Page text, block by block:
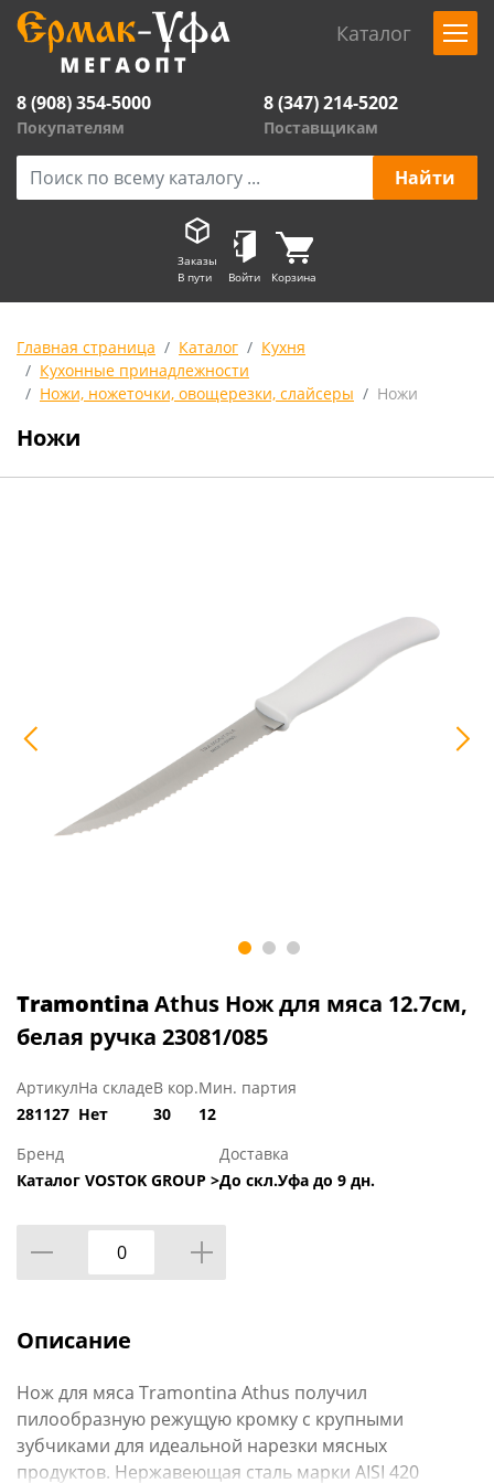
Каталог
8 (908) 354-5000
Покупателям
8 (347) 214-5202
Поставщикам
Заказы
В пути
Войти Корзина
Главная страница Каталог
Кухня
Кухонные принадлежности
Ножи, ножеточки, овощерезки, слайсеры
Ножи
Ножи
TramontinaAthus Нож для мяса 12.7см,
белая ручка 23081/085
Артикул
281127
На складе
Нет
В кор.
30
Мин. партия
12
Бренд
Каталог VOSTOK GROUP >
Доставка
До скл.Уфа до 9 дн.
Описание
Нож для мяса Tramontina Athus получил
пилообразную режущую кромку с крупными
зубчиками для идеальной нарезки мясных
продуктов. Нержавеющая сталь марки AISI 420